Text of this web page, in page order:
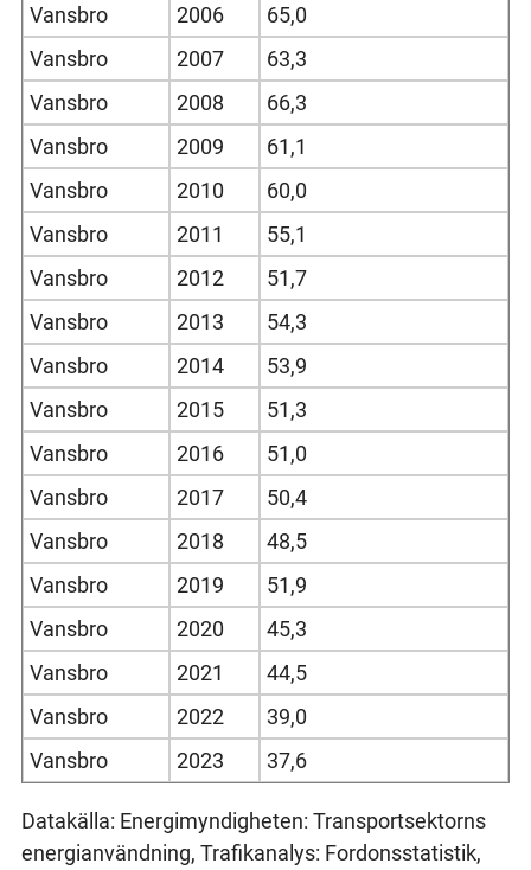
Vansbro
2006
65,0
Vansbro
2007
63,3
Vansbro
2008
66,3
Vansbro
2009
61,1
Vansbro
2010
60,0
Vansbro
2011
55,1
Vansbro
2012
51,7
Vansbro
2013
54,3
Vansbro
2014
53,9
Vansbro
2015
51,3
Vansbro
2016
51,0
Vansbro
2017
50,4
Vansbro
2018
48,5
Vansbro
2019
51,9
Vansbro
2020
45,3
Vansbro
2021
44,5
Vansbro
2022
39,0
Vansbro
2023 37,6
Datakälla: Energimyndigheten: Transportsektorns
energianvändning, Trafikanalys: Fordonsstatistik,